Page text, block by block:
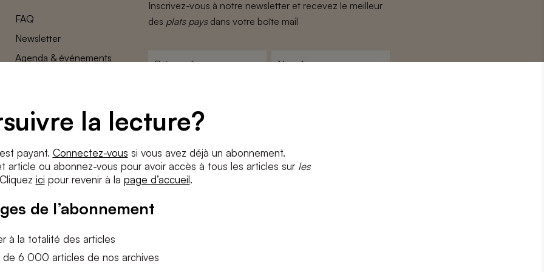
la lecture?
payant. Connectez-vous si vous avez déjà un abonnement.
article ou abonnez-vous pour avoir accès à tous les articles sur les
ici pour revenir à la page d’accueil.
de l’abonnement
à la totalité des articles
6 000 articles de nos archives
FAQ
Newsletter
Agenda & événements
Paramètres des cookies
Inscrivez-vous à notre newsletter et recevez le meilleur
des plats paysdans votre boîte mail
e-
mail
Conditions *
J'accepteles termes et conditionsetla politique de confidentialité